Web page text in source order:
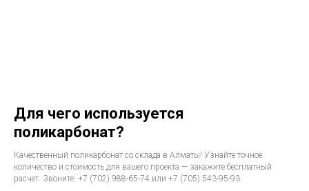
Для чего используется
поликарбонат?
Качественный поликарбонат со склада в Алматы! Узнайте точное
количество и стоимость для вашего проекта — закажите бесплатный
расчет. Звоните: +7 (702) 988-65-74 или +7 (705) 543-95-93.